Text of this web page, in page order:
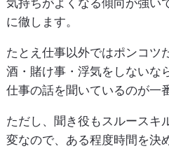
気持ちがよくなる傾向が強い
に徹します。
たとえ仕事以外ではポンコツ
酒・賭け事・浮気をしないな
仕事の話を聞いているのが一
ただし、聞き役もスルースキ
変なので、ある程度時間を決